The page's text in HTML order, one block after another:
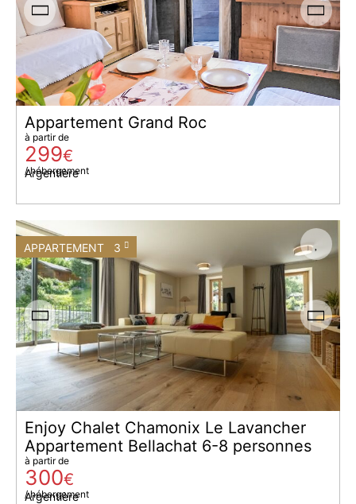
Appartement Grand Roc
Argentière
à partir de
299€
/ hébergement
APPARTEMENT 3
Enjoy Chalet Chamonix Le Lavancher
Appartement Bellachat 6-8 personnes
Argentière
à partir de
300€
/ hébergement